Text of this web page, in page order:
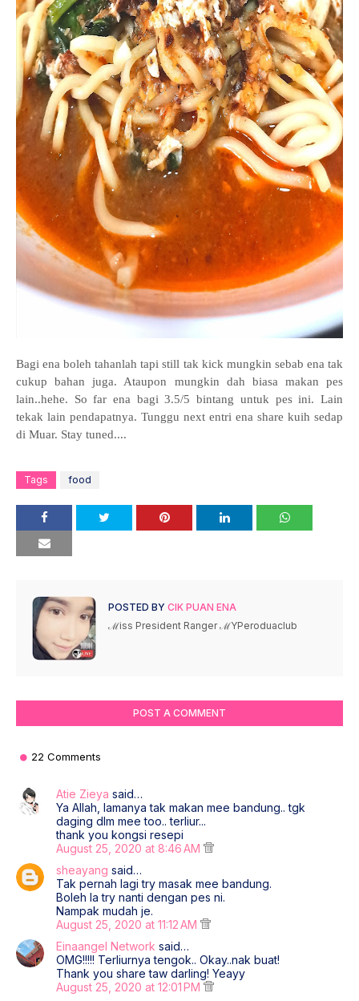
Bagi ena boleh tahanlah tapi still tak kick mungkin sebab ena tak
cukup bahan juga. Ataupon mungkin dah biasa makan pes
lain..hehe. So far ena bagi 3.5/5 bintang untuk pes ini. Lain
tekak lain pendapatnya. Tunggu next entri ena share kuih sedap
di Muar. Stay tuned....
Tags food
POSTED BY CIK PUAN ENA
ℳiss President Ranger ℳYPeroduaclub
POST A COMMENT
22 Comments
Atie Zieya said…
Ya Allah, lamanya tak makan mee bandung.. tgk
daging dlm mee too.. terliur...
thank you kongsi resepi
August 25, 2020 at 8:46 AM
sheayang said…
Tak pernah lagi try masak mee bandung.
Boleh la try nanti dengan pes ni.
Nampak mudah je.
August 25, 2020 at 11:12 AM
Einaangel Network said…
OMG!!!!! Terliurnya tengok.. Okay..nak buat!
Thank you share taw darling! Yeayy
August 25, 2020 at 12:01 PM